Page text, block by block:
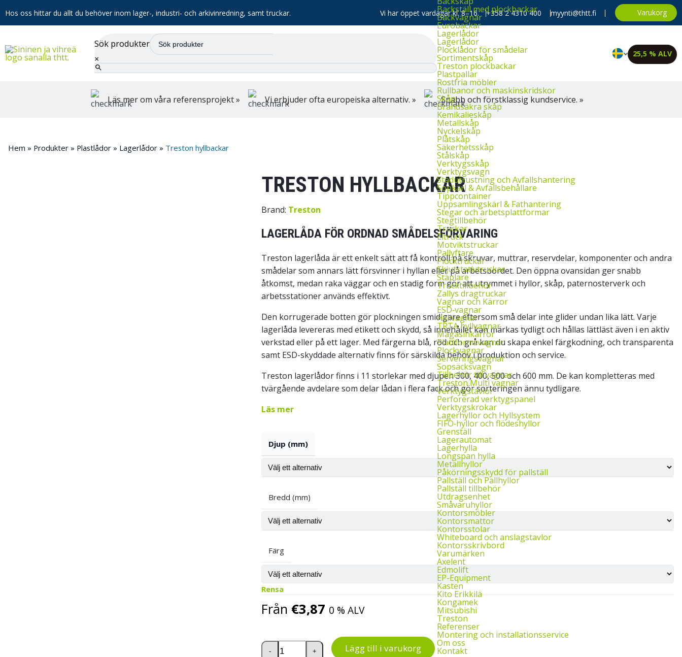
Hos oss hittar du allt du behöver inom lager-, industri- och arkivinredning, samt truckar. Vi har öppet vardagar kl. 8–16. +358 2 4310 400 myynti@thtt.fi Varukorg
Sök produkter
×
Backställ med plockbackar
Backvagnar
Eurobackar
Lagerlådor
Lagerlådor
Plocklådor för smådelar
Sortimentskåp
Treston plockbackar
Plastpallar
Rostfria möbler
Rullbanor och maskinskridskor
Skåp
Brandsäkra skåp
Kemikalieskåp
Metallskåp
Nyckelskåp
Plåtskåp
Säkerhetsskåp
Stålskåp
Verktygsskåp
Verktygsvagn
Städutrustning och Avfallshantering
Sopkärl & Avfallsbehållare
Tippcontainer
Uppsamlingskärl & Fathantering
Stegar och arbetsplattformar
Stegtillbehör
Truckar
Eltruck
Motviktstruckar
Pallyftare
Plocktruckar
Skjutstativtruckar
Staplare
Trucktillbehör
Zallys dragtruckar
Vagnar och Kärror
ESD‑vagnar
Hyllvagnar
TRTA hyllvagnar
Magasinkärror
Plattformsvagnar
Plockvagnar
Serveringsvagnar
Sopsäcksvagn
Tillbehör till vagnar
Treston Multi vagnar
Verktygstavlor
Perforerad verktygspanel
Verktygskrokar
Lagerhyllor och Hyllsystem
FIFO‑hyllor och flödeshyllor
Grenställ
Lagerautomat
Lagerhylla
Longspan hylla
Metallhyllor
Påkörningsskydd för pallställ
Pallställ och Pallhyllor
Pallställ tillbehör
Utdragsenhet
Småvaruhyllor
Kontorsmöbler
Kontorsmattor
Kontorsstolar
Whiteboard och anslagstavlor
Kontorsskrivbord
Varumärken
Axelent
Edmolift
EP-Equipment
Kasten
Kito Erikkilä
Kongamek
Mitsubishi
Treston
Referenser
Montering och installationsservice
Om oss
Kontakt
25,5 % ALV
Läs mer om våra referensprojekt » Vi erbjuder ofta europeiska alternativ. » Snabb och förstklassig kundservice. »
Hem » Produkter » Plastlådor » Lagerlådor » Treston hyllbackar
TRESTON HYLLBACKAR
Brand: Treston
LAGERLÅDA FÖR ORDNAD SMÅDELSFÖRVARING
Treston lagerlåda är ett enkelt sätt att få kontroll på skruvar, muttrar, reservdelar, komponenter och andra
smådelar som annars lätt försvinner i hyllan eller på arbetsbordet. Den öppna ovansidan ger snabb
åtkomst, medan raka väggar och en stadig form gör att utrymmet i hyllor, skåp, paternosterverk och
arbetsstationer används effektivt.
Den korrugerade botten gör plockningen smidigare eftersom små delar inte glider undan lika lätt. Varje
lagerlåda levereras med etikett och skydd, så innehållet kan märkas tydligt och hållas lättläst även i en aktiv
verkstad eller på ett lager. Med färgerna blå, röd och grå kan du skapa enkel färgkodning, och transparenta
samt ESD-skyddade alternativ finns för särskilda behov i produktion och service.
Treston lagerlådor finns i 11 storlekar med djupen 300, 400, 500 och 600 mm. De kan kompletteras med
tvärgående avdelare som delar lådan i flera fack och gör sorteringen ännu tydligare.
Läs mer
Djup (mm)
Bredd (mm)
Färg
Rensa
Från €3,87 0 % ALV
Treston hyllbackar mängd
- + Lägg till i varukorg